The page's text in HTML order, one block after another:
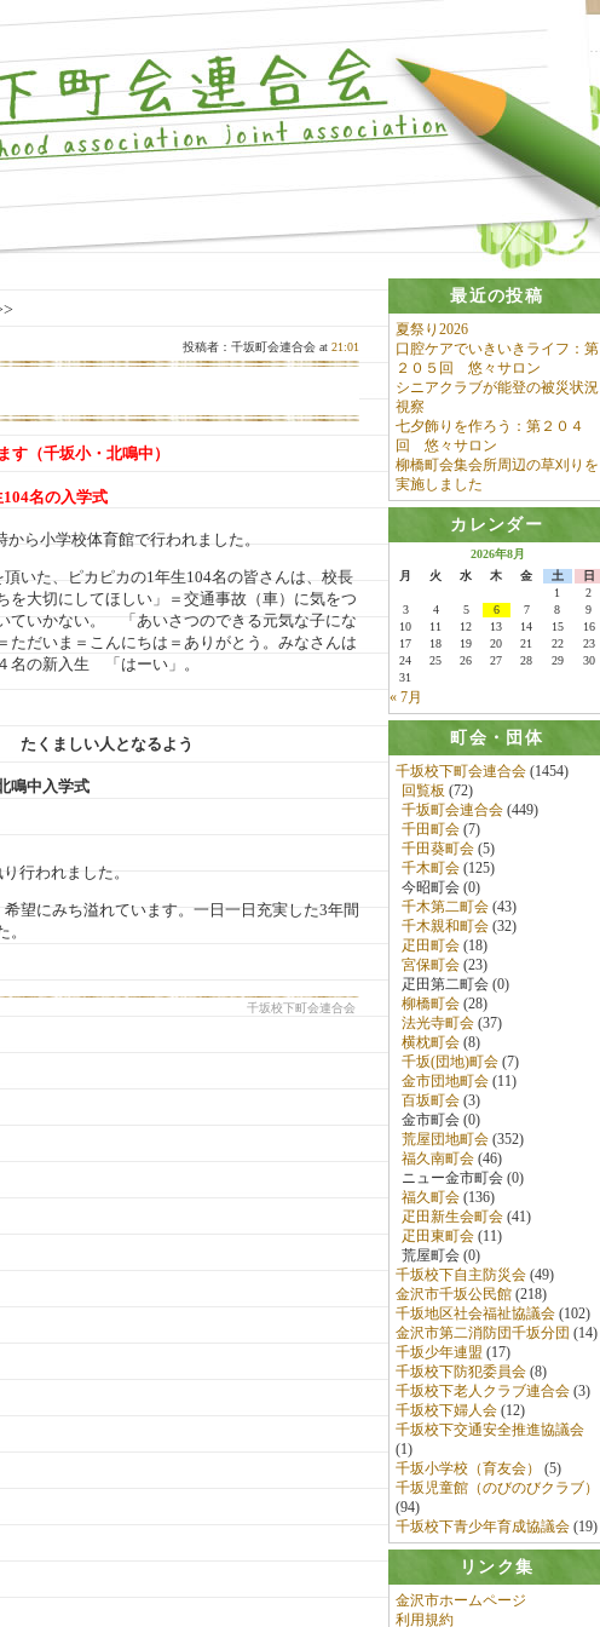
最近の投稿
夏祭り2026
口腔ケアでいきいきライフ：第
２０５回 悠々サロン
シニアクラブが能登の被災状況
視察
七夕飾りを作ろう：第２０４
回 悠々サロン
柳橋町会集会所周辺の草刈りを
実施しました
カレンダー
2026年8月
月
火 水 木 金 土
日
1
2
3
4 5 6 7 8
9
10
11 12 13 14 15
16
17
18 19 20 21 22
23
24
25 26 27 28 29
30
31
« 7月
町会・団体
千坂校下町会連合会(1454)
回覧板 (72)
千坂町会連合会(449)
千田町会(7)
千田葵町会(5)
千木町会(125)
今昭町会 (0)
千木第二町会(43)
千木親和町会(32)
疋田町会(18)
宮保町会(23)
疋田第二町会 (0)
柳橋町会(28)
法光寺町会(37)
横枕町会(8)
千坂(団地)町会(7)
金市団地町会(11)
百坂町会(3)
金市町会 (0)
荒屋団地町会(352)
福久南町会(46)
ニュー金市町会 (0)
福久町会(136)
疋田新生会町会(41)
疋田東町会(11)
荒屋町会 (0)
千坂校下自主防災会(49)
金沢市千坂公民館(218)
千坂地区社会福祉協議会(102)
金沢市第二消防団千坂分団 (14)
千坂少年連盟 (17)
千坂校下防犯委員会(8)
千坂校下老人クラブ連合会(3)
千坂校下婦人会(12)
千坂校下交通安全推進協議会
(1)
千坂小学校（育友会）
(5)
千坂児童館（のびのびクラブ）
(94)
千坂校下青少年育成協議会(19)
リンク集
金沢市ホームページ
利用規約
投稿者：千坂町会連合会 at21:01
す（千坂小・北鳴中）
名の入学式
ら小学校体育館で行われました。
いた、ピカピカの1年生104名の皆さんは、校長
大切にしてほしい」＝交通事故（車）に気をつ
ていかない。 「あいさつのできる元気な子にな
ただいま＝こんにちは＝ありがとう。みなさんは
名の新入生 「はーい」。
たくましい人となるよう
入学式
行われました。
望にみち溢れています。一日一日充実した3年間
千坂校下町会連合会